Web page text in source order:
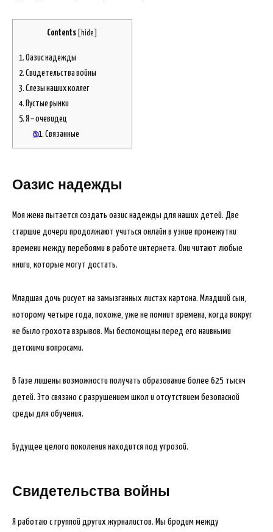
Contents hide
1. Оазис надежды
2. Свидетельства войны
3. Слезы наших коллег
4. Пустые рынки
5. Я – очевидец
5.1. Связанные
Оазис надежды
Моя жена пытается создать оазис надежды для наших детей. Две
старшие дочери продолжают учиться онлайн в узкие промежутки
времени между перебоями в работе интернета. Они читают любые
книги, которые могут достать.
Младшая дочь рисует на замызганных листах картона. Младший сын,
которому четыре года, похоже, уже не помнит времена, когда вокруг
не было грохота взрывов. Мы беспомощны перед его наивными
детскими вопросами.
В Газе лишены возможности получать образование более 625 тысяч
детей. Это связано с разрушением школ и отсутствием безопасной
среды для обучения.
Будущее целого поколения находится под угрозой.
Свидетельства войны
Я работаю с группой других журналистов. Мы бродим между